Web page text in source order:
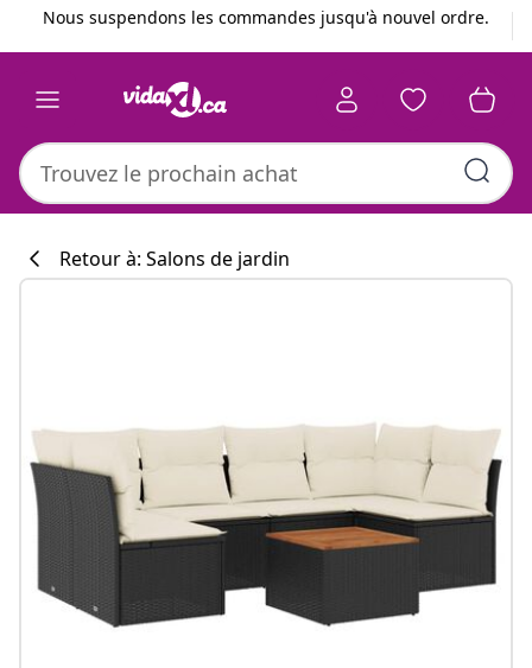
Précédent
Suivant
Nous suspendons les commandes jusqu'à nouvel ordre.
Retour à: Salons de jardin